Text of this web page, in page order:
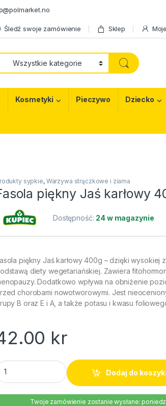
Śledź swoje zamówienie Sklep
Kosmetyki Pieczywo Dziecko
sypkie, Warzywa strączkowe i ziarna
piękny Jaś karłowy
Dostępność: 24 w magazynie
piękny Jaś karłowy 400g – dzięki wysokiej
diety wegetariańskiej. Zawiera
Dodatkowo wpływa na obniżenie
chorobami nowotworowymi. Jest
B oraz E i A, a także potasu i kwasu
kr
piękny Jaś karłowy 400g quantity
Dodaj do
Twoje zamówienie zostanie wysłane: